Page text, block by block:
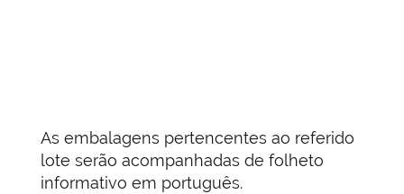
As embalagens pertencentes ao referido
lote serão acompanhadas de folheto
informativo em português.